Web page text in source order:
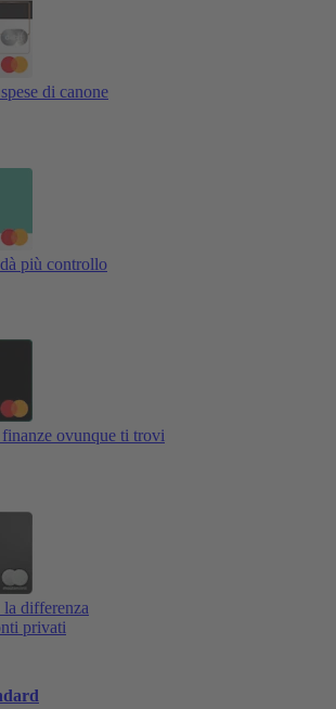
di canone
più controllo
ovunque ti trovi
differenza
privati